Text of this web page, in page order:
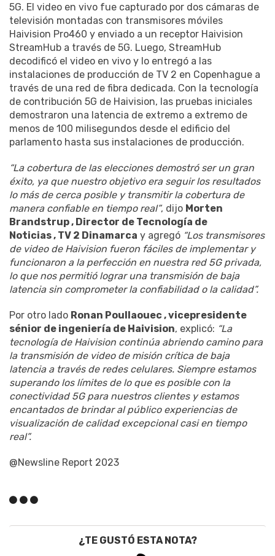
5G. El video en vivo fue capturado por dos cámaras de
televisión montadas con transmisores móviles
Haivision Pro460 y enviado a un receptor Haivision
StreamHub a través de 5G. Luego, StreamHub
decodificó el video en vivo y lo entregó a las
instalaciones de producción de TV 2 en Copenhague a
través de una red de fibra dedicada. Con la tecnología
de contribución 5G de Haivision, las pruebas iniciales
demostraron una latencia de extremo a extremo de
menos de 100 milisegundos desde el edificio del
parlamento hasta sus instalaciones de producción.
“La cobertura de las elecciones demostró ser un gran
éxito, ya que nuestro objetivo era seguir los resultados
lo más de cerca posible y transmitir la cobertura de
manera confiable en tiempo real”, dijo Morten
Brandstrup , Director de Tecnología de
Noticias , TV 2 Dinamarca y agregó “Los transmisores
de video de Haivision fueron fáciles de implementar y
funcionaron a la perfección en nuestra red 5G privada,
lo que nos permitió lograr una transmisión de baja
latencia sin comprometer la confiabilidad o la calidad”.
Por otro lado Ronan Poullaouec , vicepresidente
sénior de ingeniería de Haivision, explicó: “La
tecnología de Haivision continúa abriendo camino para
la transmisión de video de misión crítica de baja
latencia a través de redes celulares. Siempre estamos
superando los límites de lo que es posible con la
conectividad 5G para nuestros clientes y estamos
encantados de brindar al público experiencias de
visualización de calidad excepcional casi en tiempo
real”.
@Newsline Report 2023
¿TE GUSTÓ ESTA NOTA?